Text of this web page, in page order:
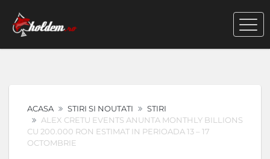
ACASA STIRI SI NOUTATI
STIRI
ALEX CRETU EVENTS ANUNTA MONTHLY BILLIONS
CU 200.000 RON ESTIMAT IN PERIOADA 13 – 17
OCTOMBRIE